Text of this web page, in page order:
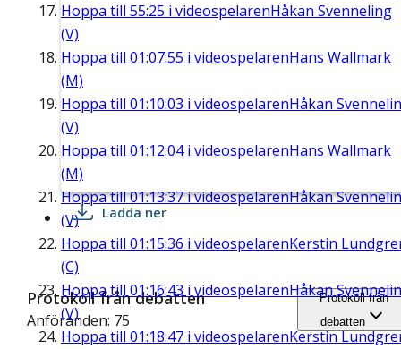
Hoppa till 55:25 i videospelarenHåkan Svenneling
(V)
Hoppa till 01:07:55 i videospelarenHans Wallmark
(M)
Hoppa till 01:10:03 i videospelarenHåkan
(V)
Hoppa till 01:12:04i videospelarenHans Wallmark
(M)
Hoppa till01:13:37i videospelarenHåkan
(V)
Hoppa till 01:15:36 i videospelarenKerstin
(C)
Hoppa till 01:16:43 i videospelarenHåkan
(V)
Hoppa till 01:18:47 i videospelarenKerstin
Ladda ner
Protokoll från debatten
Anföranden: 75
Protokoll från
debatten